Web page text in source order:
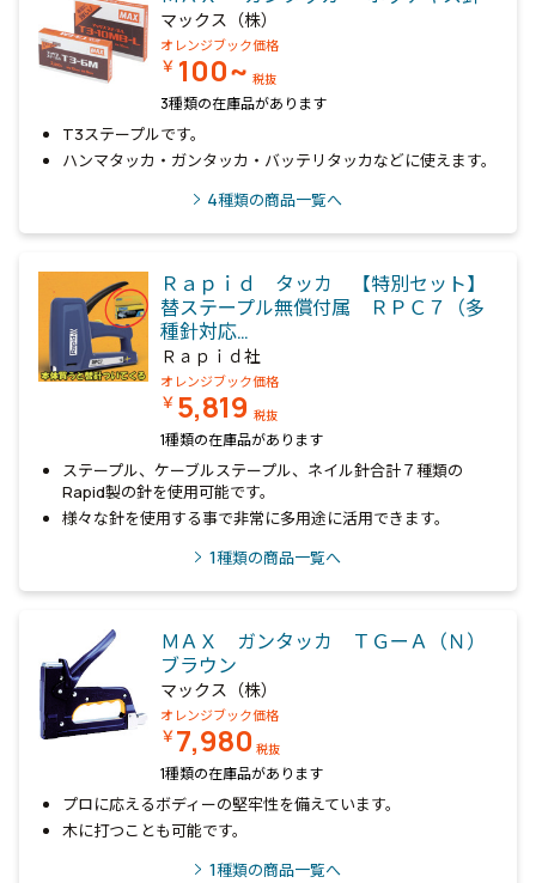
マックス（株）
オレンジブック価格
￥ 100~ 税抜
3種類の在庫品があります
T3ステープルです。
ハンマタッカ・ガンタッカ・バッテリタッカなどに使えます。
4種類の商品一覧へ
Ｒａｐｉｄ タッカ 【特別セット】
替ステープル無償付属 ＲＰＣ７（多
種針対応…
Ｒａｐｉｄ社
オレンジブック価格
￥ 5,819 税抜
1種類の在庫品があります
ステープル、ケーブルステープル、ネイル針合計７種類の
Rapid製の針を使用可能です。
様々な針を使用する事で非常に多用途に活用できます。
1種類の商品一覧へ
ＭＡＸ ガンタッカ ＴＧーＡ（Ｎ）
ブラウン
マックス（株）
オレンジブック価格
￥7,980 税抜
1種類の在庫品があります
プロに応えるボディーの堅牢性を備えています。
木に打つことも可能です。
1種類の商品一覧へ